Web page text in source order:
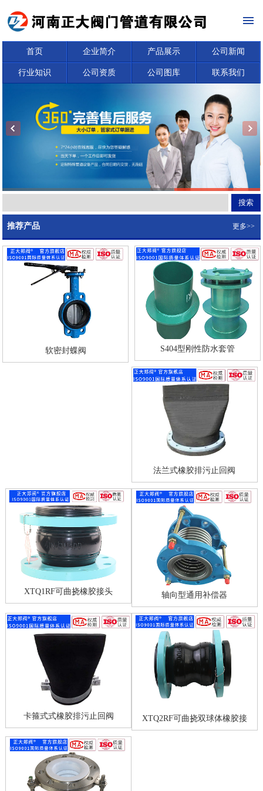
首页 企业简介 产品展示 公司新闻
行业知识 公司资质 公司图库 联系我们
推荐产品 更多>>
软密封蝶阀 S404型刚性防水套管
法兰式橡胶排污止回阀
XTQ1RF可曲挠橡胶接头 轴向型通用补偿器
卡箍式式橡胶排污止回阀 XTQ2RF可曲挠双球体橡胶接